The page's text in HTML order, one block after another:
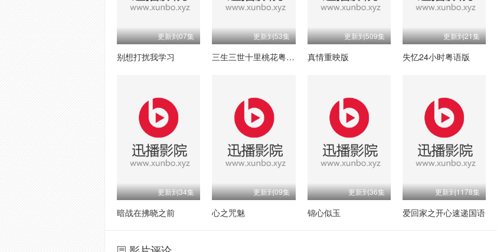
更新到07集
别想打扰我学习
更新到53集
三生三世十里桃花粤语版
更新到509集
真情重映版
更新到21集
失忆24小时粤语版
更新到34集
暗战在拂晓之前
更新到09集
心之咒魅
更新到36集
锦心似玉
更新到1178集
爱回家之开心速递国语